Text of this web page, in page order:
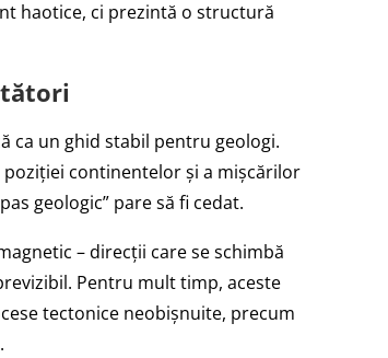
haotice, ci prezintă o structură
ca un ghid stabil pentru geologi.
continentelor și a mișcărilor
geologic” pare să fi cedat.
– direcții care se schimbă
Pentru mult timp, aceste
tectonice neobișnuite, precum